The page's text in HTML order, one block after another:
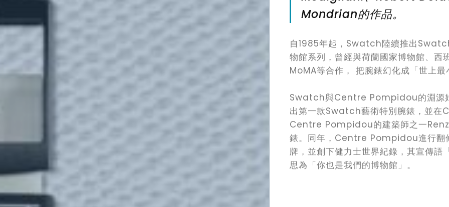
Mondrian的作品。
自1985年起，Swatch陸續推出
物館系列，曾經與荷蘭國家博物館、西
MoMA等合作， 把腕錶幻化成「世上最
Swatch與Centre Pompidou的淵源
出第一款Swatch藝術特別腕錶，並
Centre Pompidou的建築師之一
錶。同年，Centre Pompidou進行翻
牌，並創下健力士世界紀錄，其宣
思為「你也是我們的博物館」。